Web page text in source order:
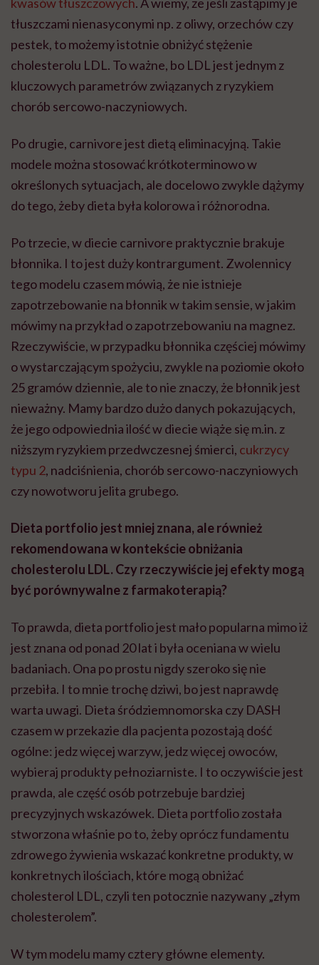
tłuszczami nienasyconymi np. z oliwy, orzechów czy
pestek, to możemy istotnie obniżyć stężenie
cholesterolu LDL. To ważne, bo LDL jest jednym z
kluczowych parametrów związanych z ryzykiem
chorób sercowo-naczyniowych.
Po drugie, carnivore jest dietą eliminacyjną. Takie
modele można stosować krótkoterminowo w
określonych sytuacjach, ale docelowo zwykle dążymy
do tego, żeby dieta była kolorowa i różnorodna.
Po trzecie, w diecie carnivore praktycznie brakuje
błonnika. I to jest duży kontrargument. Zwolennicy
tego modelu czasem mówią, że nie istnieje
zapotrzebowanie na błonnik w takim sensie, w jakim
mówimy na przykład o zapotrzebowaniu na magnez.
Rzeczywiście, w przypadku błonnika częściej mówimy
o wystarczającym spożyciu, zwykle na poziomie około
25 gramów dziennie, ale to nie znaczy, że błonnik jest
nieważny. Mamy bardzo dużo danych pokazujących,
że jego odpowiednia ilość w diecie wiąże się m.in. z
niższym ryzykiem przedwczesnej śmierci, cukrzycy
typu 2, nadciśnienia, chorób sercowo-naczyniowych
czy nowotworu jelita grubego.
Dieta portfolio jest mniej znana, ale również
rekomendowana w kontekście obniżania
cholesterolu LDL. Czy rzeczywiście jej efekty mogą
być porównywalne z farmakoterapią?
To prawda, dieta portfolio jest mało popularna mimo iż
jest znana od ponad 20 lat i była oceniana w wielu
badaniach. Ona po prostu nigdy szeroko się nie
przebiła. I to mnie trochę dziwi, bo jest naprawdę
warta uwagi. Dieta śródziemnomorska czy DASH
czasem w przekazie dla pacjenta pozostają dość
ogólne: jedz więcej warzyw, jedz więcej owoców,
wybieraj produkty pełnoziarniste. I to oczywiście jest
prawda, ale część osób potrzebuje bardziej
precyzyjnych wskazówek. Dieta portfolio została
stworzona właśnie po to, żeby oprócz fundamentu
zdrowego żywienia wskazać konkretne produkty, w
konkretnych ilościach, które mogą obniżać
cholesterol LDL, czyli ten potocznie nazywany „złym
cholesterolem”.
W tym modelu mamy cztery główne elementy.